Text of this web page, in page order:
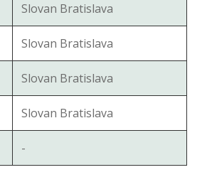
Slovan Bratislava
Slovan Bratislava
Slovan Bratislava
Slovan Bratislava
-